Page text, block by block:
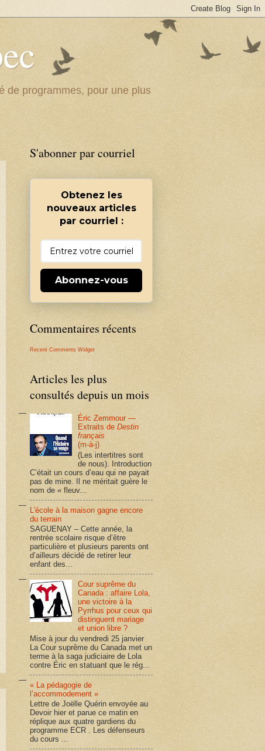
de programmes, pour une plus
S'abonner par courriel
Obtenez les
nouveaux articles
par courriel :
Abonnez-vous
Commentaires récents
Recent Comments Widget
Articles les plus
consultés depuis un mois
Éric Zemmour —
Extraits deDestin
français
(m-à-j)
(Les intertitres sont
de nous). Introduction
C’était un cours d’eau qui ne payait
pas de mine. Il ne méritait guère le
nom de « fleuv...
L'école à la maison gagne encore
du terrain
SAGUENAY – Cette année, la
rentrée scolaire risque d’être
particulière et plusieurs parents ont
d’ailleurs décidé de retirer leur
enfant des...
Cour suprême du
Canada : affaire Lola,
une victoire à la
Pyrrhus pour ceux qui
distinguent mariage
et union libre ?
Mise à jour du vendredi 25 janvier
La Cour suprême du Canada met un
terme à la saga judiciaire de Lola
contre Éric en statuant que le rég...
« La pédagogie de
l’accommodement »
Lettre de Joëlle Quérin envoyée au
Devoir hier et parue ce matin en
réplique aux quatre gardiens du
programme ECR . Les défenseurs
du cours ...